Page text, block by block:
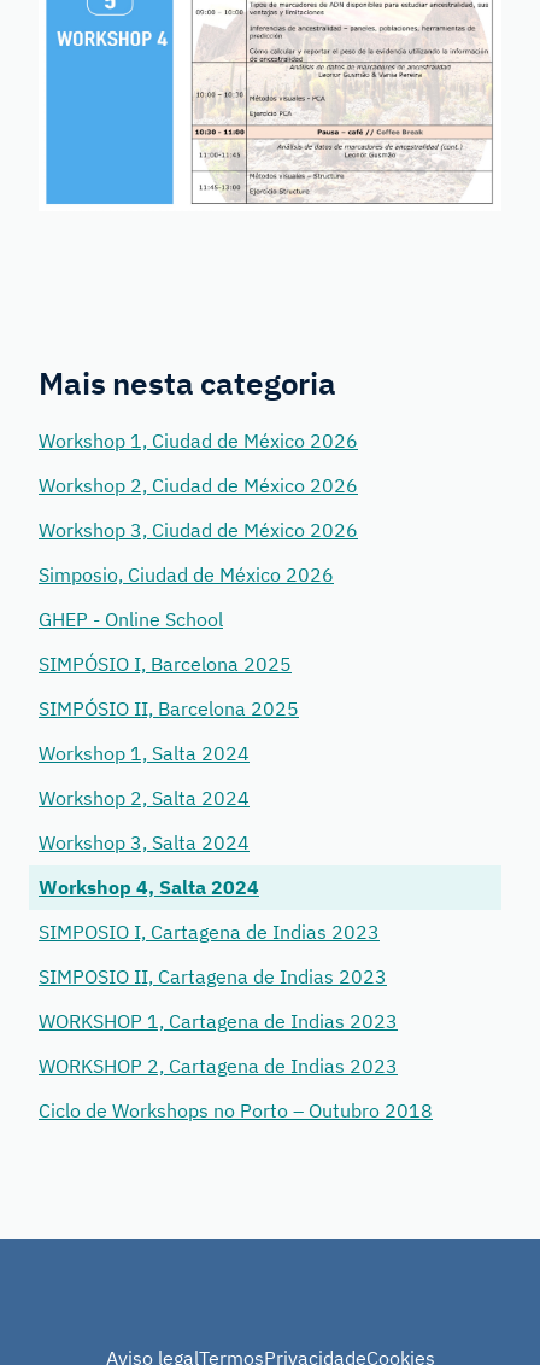
Mais nesta categoria
Workshop 1, Ciudad de México 2026
Workshop 2, Ciudad de México 2026
Workshop 3, Ciudad de México 2026
Simposio, Ciudad de México 2026
GHEP - Online School
SIMPÓSIO I, Barcelona 2025
SIMPÓSIO II, Barcelona 2025
Workshop 1, Salta 2024
Workshop 2, Salta 2024
Workshop 3, Salta 2024
Workshop 4, Salta 2024
SIMPOSIO I, Cartagena de Indias 2023
SIMPOSIO II, Cartagena de Indias 2023
WORKSHOP 1, Cartagena de Indias 2023
WORKSHOP 2, Cartagena de Indias 2023
Ciclo de Workshops no Porto – Outubro 2018
Aviso legalTermosPrivacidadeCookies